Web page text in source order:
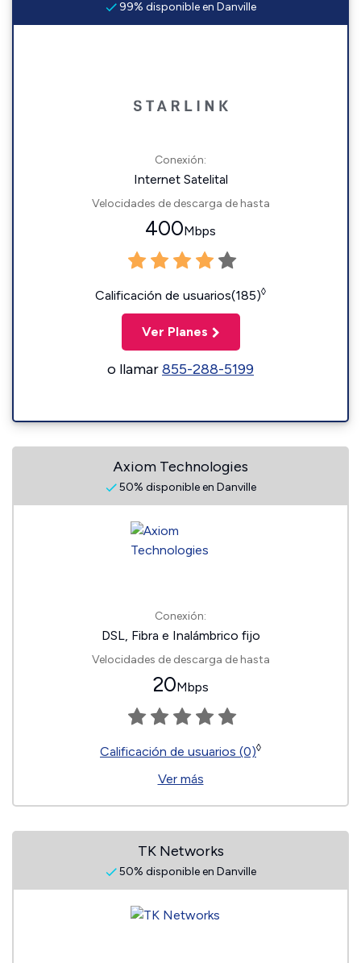
99% disponible en Danville
Conexión:
Internet Satelital
Velocidades de descarga de hasta
400Mbps
Calificación de usuarios(185)◊
Ver Planes
o llamar855-288-5199
Axiom Technologies
50% disponible en Danville
Conexión:
DSL, Fibra e Inalámbrico fijo
Velocidades de descarga de hasta
20Mbps
Calificación de usuarios (0)◊
Ver más
TK Networks
50% disponible en Danville